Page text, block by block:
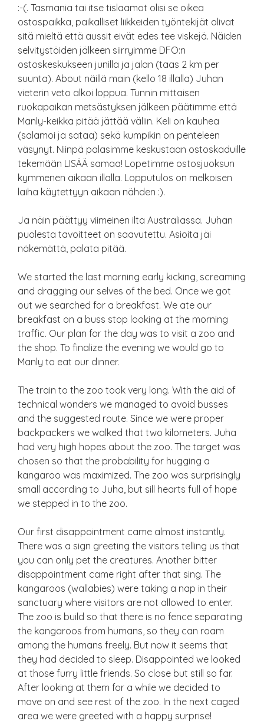
:-(. Tasmania tai itse tislaamot olisi se oikea
ostospaikka, paikalliset liikkeiden työntekijät olivat
sitä mieltä että aussit eivät edes tee viskejä. Näiden
selvitystöiden jälkeen siirryimme DFO:n
ostoskeskukseen junilla ja jalan (taas 2 km per
suunta). About näillä main (kello 18 illalla) Juhan
vieterin veto alkoi loppua. Tunnin mittaisen
ruokapaikan metsästyksen jälkeen päätimme että
Manly-keikka pitää jättää väliin. Keli on kauhea
(salamoi ja sataa) sekä kumpikin on penteleen
väsynyt. Niinpä palasimme keskustaan ostoskaduille
tekemään LISÄÄ samaa! Lopetimme ostosjuoksun
kymmenen aikaan illalla. Lopputulos on melkoisen
laiha käytettyyn aikaan nähden :).
Ja näin päättyy viimeinen ilta Australiassa. Juhan
puolesta tavoitteet on saavutettu. Asioita jäi
näkemättä, palata pitää.
We started the last morning early kicking, screaming
and dragging our selves of the bed. Once we got
out we searched for a breakfast. We ate our
breakfast on a buss stop looking at the morning
traffic. Our plan for the day was to visit a zoo and
the shop. To finalize the evening we would go to
Manly to eat our dinner.
The train to the zoo took very long. With the aid of
technical wonders we managed to avoid busses
and the suggested route. Since we were proper
backpackers we walked that two kilometers. Juha
had very high hopes about the zoo. The target was
chosen so that the probability for hugging a
kangaroo was maximized. The zoo was surprisingly
small according to Juha, but sill hearts full of hope
we stepped in to the zoo.
Our first disappointment came almost instantly.
There was a sign greeting the visitors telling us that
you can only pet the creatures. Another bitter
disappointment came right after that sing. The
kangaroos (wallabies) were taking a nap in their
sanctuary where visitors are not allowed to enter.
The zoo is build so that there is no fence separating
the kangaroos from humans, so they can roam
among the humans freely. But now it seems that
they had decided to sleep. Disappointed we looked
at those furry little friends. So close but still so far.
After looking at them for a while we decided to
move on and see rest of the zoo. In the next caged
area we were greeted with a happy surprise!